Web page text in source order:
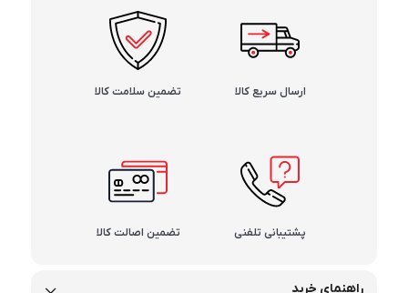
ارسال سریع کالا تضمین سلامت کالا
پشتیبانی تلفنی تضمین اصالت کالا
راهنمای خرید